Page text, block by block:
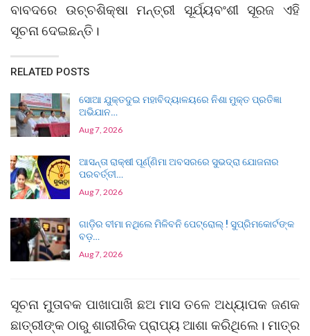
ବାବଦରେ ଉଚ୍ଚଶିକ୍ଷା ମନ୍ତ୍ରୀ ସୂର୍ଯ୍ୟବଂଶୀ ସୂରଜ ଏହି
ସୂଚନା ଦେଇଛନ୍ତି।
RELATED POSTS
ସୋଆ ଯୁକ୍ତଦୁଇ ମହାବିଦ୍ୟାଳୟରେ ନିଶା ମୁକ୍ତ ପ୍ରତିଜ୍ଞା
ଅଭିଯାନ…
Aug 7, 2026
ଆସନ୍ତା ରାକ୍ଷୀ ପୂର୍ଣ୍ଣିମା ଅବସରରେ ସୁଭଦ୍ରା ଯୋଜନାର
ପରବର୍ତ୍ତୀ…
Aug 7, 2026
ଗାଡ଼ିର ବୀମା ନଥିଲେ ମିଳିବନି ପେଟ୍ରୋଲ୍ ! ସୁପ୍ରିମକୋର୍ଟଙ୍କ
ବଡ଼…
Aug 7, 2026
ସୂଚନା ମୁତାବକ ପାଖାପାଖି ଛଅ ମାସ ତଳେ ଅଧ୍ୟାପକ ଜଣକ
ଛାତ୍ରୀଙ୍କ ଠାରୁ ଶାରୀରିକ ପ୍ରାପ୍ୟ ଆଶା କରିଥିଲେ। ମାତ୍ର